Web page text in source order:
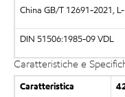
China GB/T 12691-2021,
DIN 51506:1985-09 VDL
Caratteristiche e
Caratteristica